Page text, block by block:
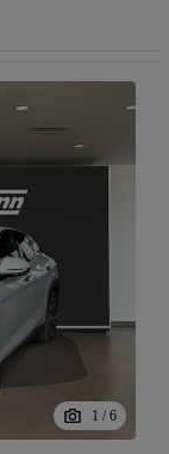
1 / 6